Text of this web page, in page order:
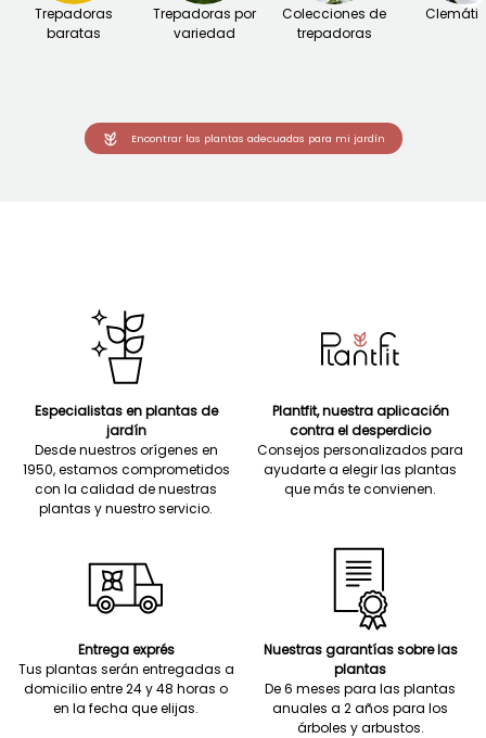
Trepadoras
baratas
Trepadoras por
variedad
Colecciones de
trepadoras
Encontrar las plantas adecuadas para mi jardín
Especialistas en plantas de
jardín
Desde nuestros orígenes en
1950, estamos comprometidos
con la calidad de nuestras
plantas y nuestro servicio.
Plantfit, nuestra aplicación
contra el desperdicio
Consejos personalizados para
ayudarte a elegir las plantas
que más te convienen.
Entrega exprés
Tus plantas serán entregadas a
domicilio entre 24 y 48 horas o
en la fecha que elijas.
Nuestras garantías sobre las
plantas
De 6 meses para las plantas
anuales a 2 años para los
árboles y arbustos.